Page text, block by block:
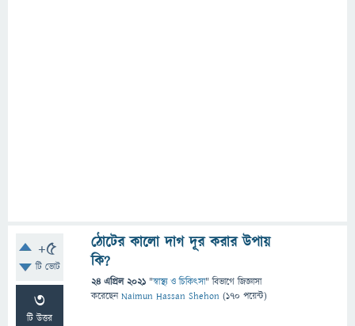
+5
টি ভোট
3
টি উত্তর
ঠোটের কালো দাগ দূর করার উপায়
কি?
24 এপ্রিল 2021 "স্বাস্থ্য ও চিকিৎসা" বিভাগে জিজ্ঞাসা
করেছেনNaimun Hassan Shehon (170 পয়েন্ট)